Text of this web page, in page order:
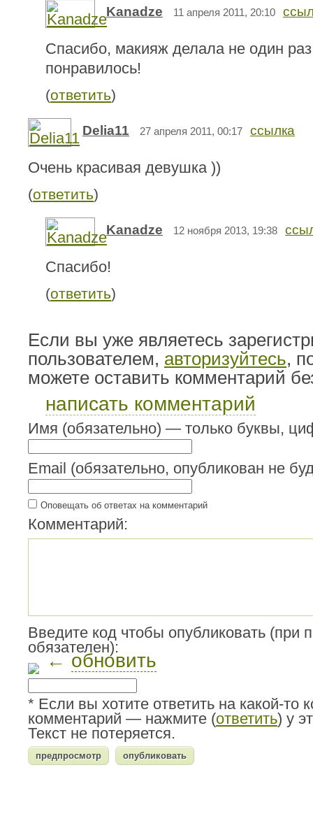
Kanadze 11 апреля 2011, 20:10
Спасибо, макияж делала не один
понравилось!
(ответить)
Delia11 27 апреля 2011, 00:17 ссылка
Очень красивая девушка ))
(ответить)
Kanadze 12 ноября 2013, 19:38
Спасибо!
(ответить)
Если вы уже являетесь
пользователем, авторизуйтесь,
можете оставить комментарий
написать комментарий
Имя (обязательно) — только буквы,
Email (обязательно, опубликован не
Оповещать об ответах на комментарий
Комментарий:
Введите код чтобы опубликовать (при
обязателен):
← обновить
* Если вы хотите ответить на какой-то
комментарий — нажмите (ответить) у
Текст не потеряется.